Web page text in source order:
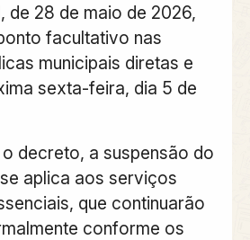
de 28 de maio de 2026,
facultativo nas
municipais diretas e
sexta-feira, dia 5 de
decreto, a suspensão do
aplica aos serviços
que continuarão
conforme os